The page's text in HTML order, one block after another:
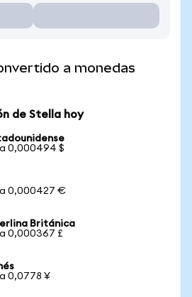
a monedas
de Stella hoy
a 0,000494 $
a 0,000427 €
Británica
0,000367 £
0,0778 ¥